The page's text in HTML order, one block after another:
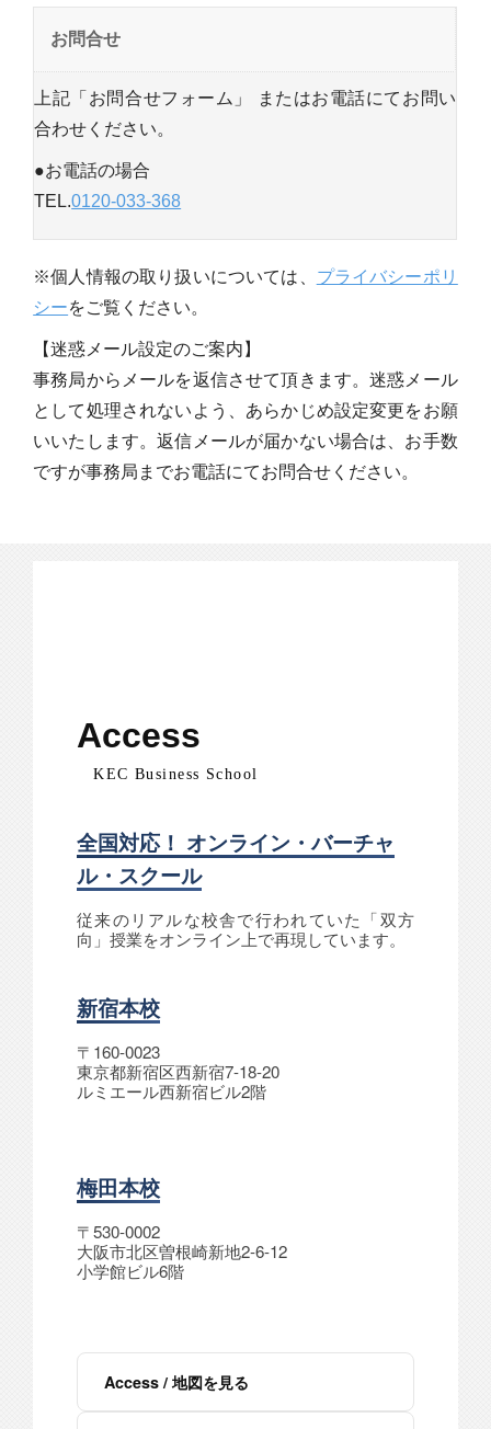
お問合せ
上記「お問合せフォーム」 またはお電話にてお問い
合わせください。
●お電話の場合
TEL.0120-033-368
※個人情報の取り扱いについては、 プライバシーポリ
シーをご覧ください。
【迷惑メール設定のご案内】
事務局からメールを返信させて頂きます。迷惑メール
として処理されないよう、あらかじめ設定変更をお願
いいたします。返信メールが届かない場合は、お手数
ですが事務局までお電話にてお問合せください。
Access
KEC Business School
全国対応！ オンライン・バーチャ
ル・スクール
従来のリアルな校舎で行われていた「双方
向」授業をオンライン上で再現しています。
新宿本校
〒160-0023
東京都新宿区西新宿7-18-20
ルミエール西新宿ビル2階
梅田本校
〒530-0002
大阪市北区曽根崎新地2-6-12
小学館ビル6階
Access / 地図を見る